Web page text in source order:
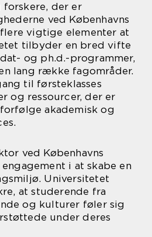
der er
ved Københavns
vigtige elementer at
tilbyder en bred vifte
og ph.d.-programmer,
lang række fagområder.
til førsteklasses
og ressourcer, der er
akademisk og
ved Københavns
i at skabe en
Universitetet
at studerende fra
og kulturer føler sig
under deres